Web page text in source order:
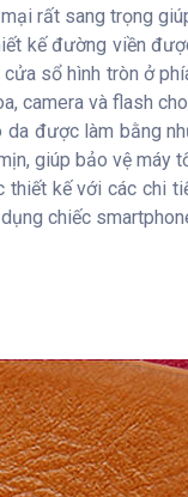
rất sang trọng
kế đường viền
sổ hình tròn ở
camera và flash
da được làm bằng
giúp bảo vệ máy
thiết kế với các chi
chiếc